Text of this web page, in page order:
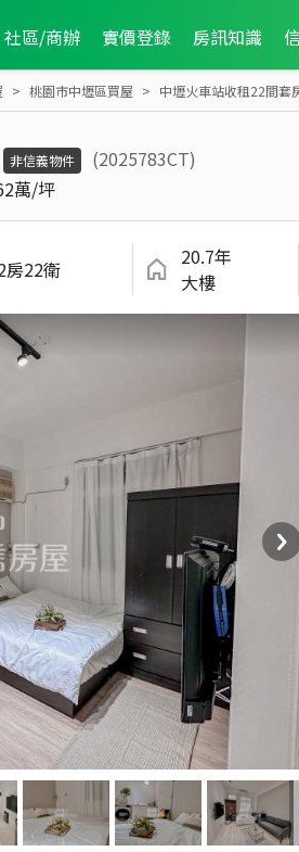
社區/商辦 實價登錄 房訊知識
桃園市中壢區買屋 中壢火車站收租22間套
非信義物件
(2025783CT)
萬/坪
房22衛
20.7年
大樓